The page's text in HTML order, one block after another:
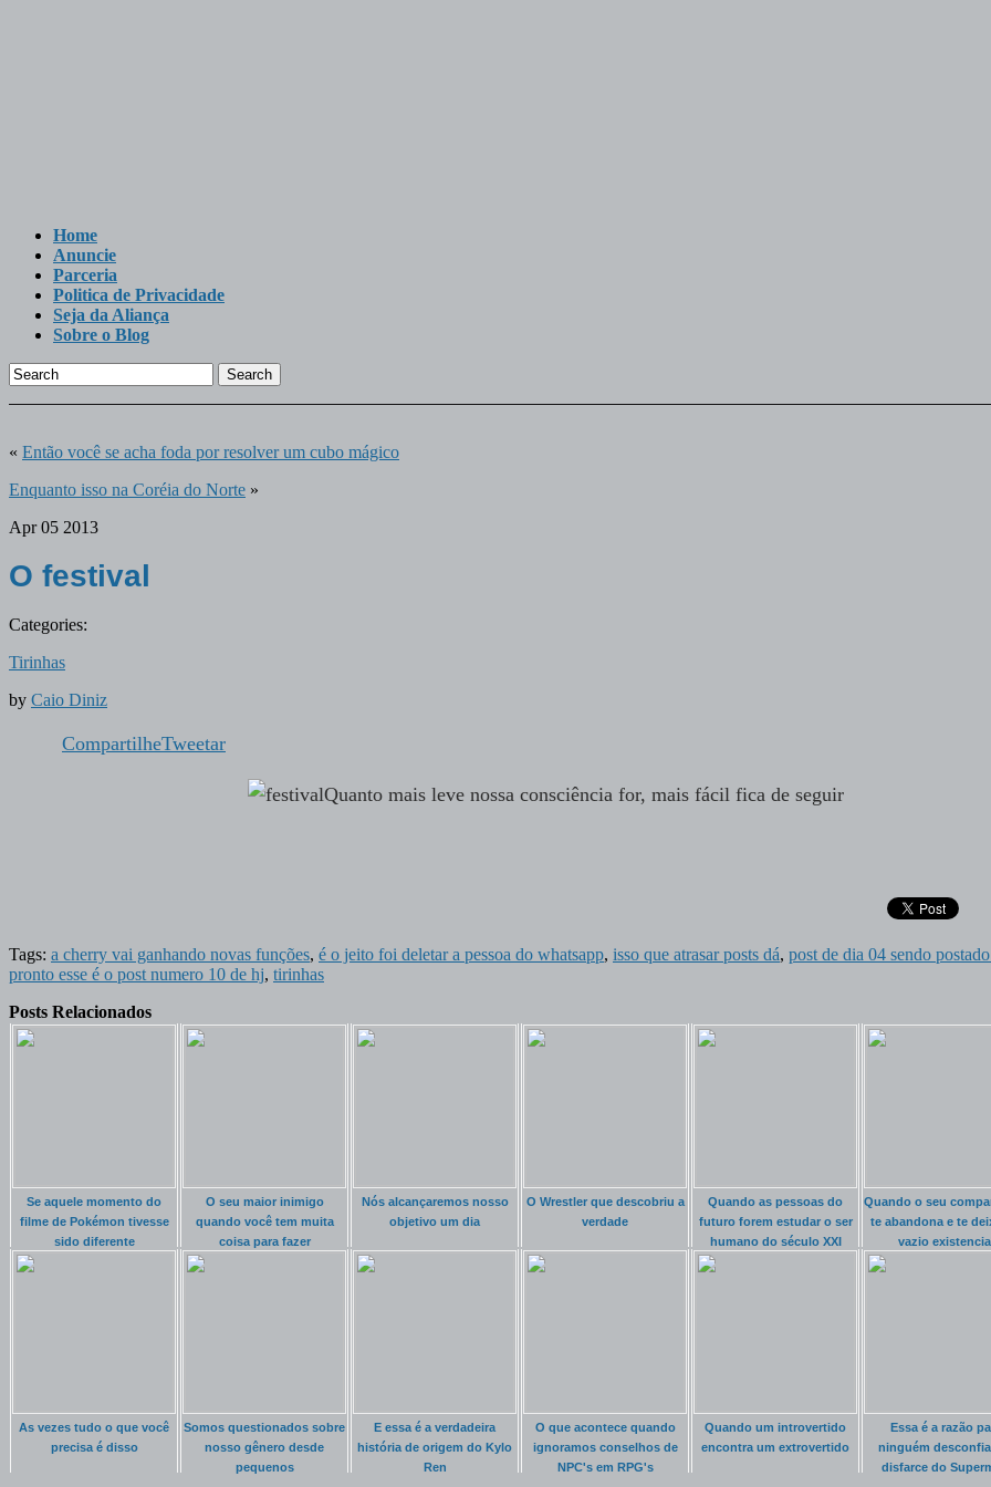
Home
Anuncie
Parceria
Politica de Privacidade
Seja da Aliança
Sobre o Blog
Search
« Então você se acha foda por resolver um cubo mágico
Enquanto isso na Coréia do Norte »
Apr 05 2013
O festival
Categories:
Tirinhas
by Caio Diniz
CompartilheTweetar
Quanto mais leve nossa consciência for, mais fácil fica de seguir
Tags: a cherry vai ganhando novas funções, é o jeito foi deletar a pessoa do whatsapp, isso que atrasar posts dá, post de dia 04 sendo
pronto esse é o post numero 10 de hj, tirinhas
Posts Relacionados
Se aquele momento do
filme de Pokémon tivesse
sido diferente
O seu maior inimigo
quando você tem muita
coisa para fazer
Nós alcançaremos nosso
objetivo um dia
O Wrestler que descobriu a
verdade
Quando as pessoas do
futuro forem estudar o ser
humano do século XXI
Quando o seu
te abandona e te
vazio
As vezes tudo o que você
precisa é disso
Somos questionados sobre
nosso gênero desde
pequenos
E essa é a verdadeira
história de origem do Kylo
Ren
O que acontece quando
ignoramos conselhos de
NPC's em RPG's
Quando um introvertido
encontra um extrovertido
Essa é a razão
ninguém
disfarce do